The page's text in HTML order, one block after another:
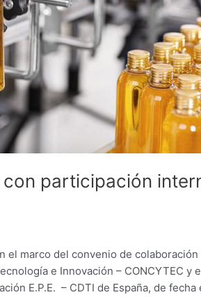
participación
el marco del convenio de
e Innovación – CONCYTEC y
E.P.E. – CDTI de España, de fecha